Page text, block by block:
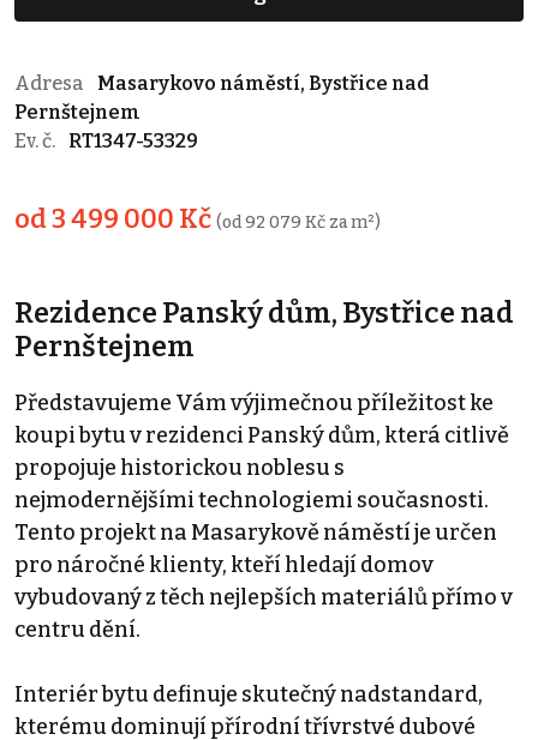
Adresa
Masarykovo náměstí, Bystřice nad
Pernštejnem
Ev. č.
RT1347-53329
od 3 499 000 Kč (od 92 079 Kč za m²)
Rezidence Panský dům, Bystřice nad
Pernštejnem
Představujeme Vám výjimečnou příležitost ke
koupi bytu v rezidenci Panský dům, která citlivě
propojuje historickou noblesu s
nejmodernějšími technologiemi současnosti.
Tento projekt na Masarykově náměstí je určen
pro náročné klienty, kteří hledají domov
vybudovaný z těch nejlepších materiálů přímo v
centru dění.
Interiér bytu definuje skutečný nadstandard,
kterému dominují přírodní třívrstvé dubové